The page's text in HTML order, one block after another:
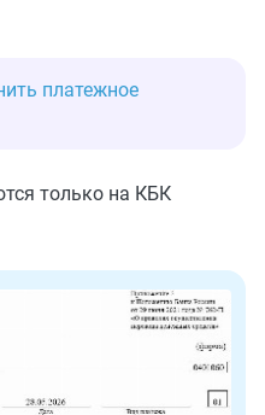
платежное
только на КБК